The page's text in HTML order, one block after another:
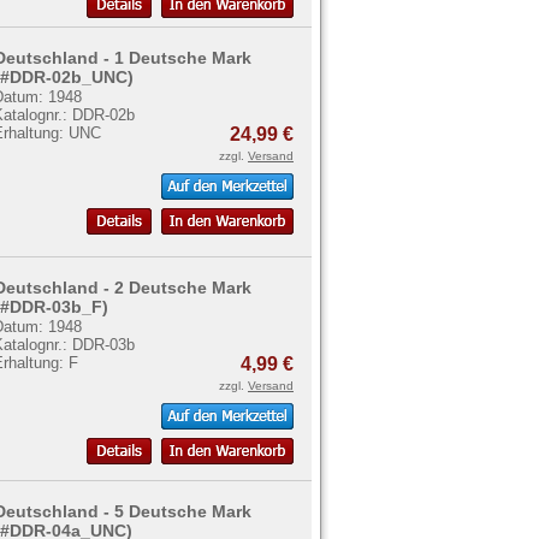
- 1 Deutsche Mark
02b_UNC)
1948
DDR-02b
UNC
24,99 €
zzgl. Versand
- 2 Deutsche Mark
03b_F)
1948
DDR-03b
F
4,99 €
zzgl. Versand
- 5 Deutsche Mark
04a_UNC)